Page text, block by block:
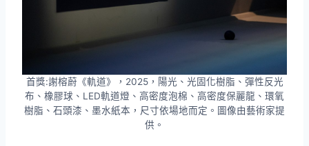
首獎:謝榕蔚《軌道》，2025，陽光、光固化樹脂、彈性反光
布、橡膠球、LED軌道燈、高密度泡棉、高密度保麗龍、環氧
樹脂、石頭漆、墨水紙本，尺寸依場地而定。圖像由藝術家提
供。